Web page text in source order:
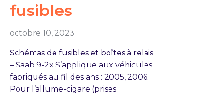
fusibles
octobre 10, 2023
Schémas de fusibles et boîtes à relais
– Saab 9-2x S’applique aux véhicules
fabriqués au fil des ans : 2005, 2006.
Pour l’allume-cigare (prises